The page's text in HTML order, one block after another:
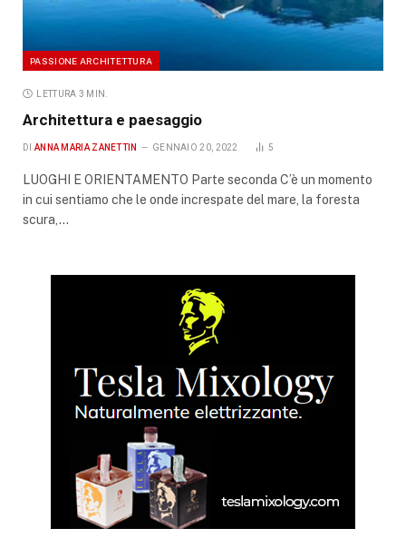
PASSIONE ARCHITETTURA
LETTURA 3 MIN.
Architettura e paesaggio
DI ANNA MARIA ZANETTIN GENNAIO 20, 2022 5
LUOGHI E ORIENTAMENTO Parte seconda C’è un momento
in cui sentiamo che le onde increspate del mare, la foresta
scura,…